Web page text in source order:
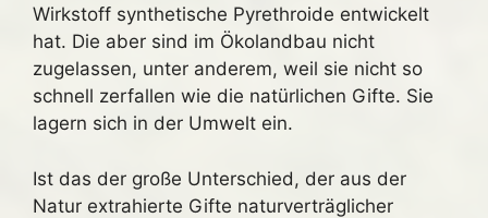
Wirkstoff synthetische Pyrethroide entwickelt
hat. Die aber sind im Ökolandbau nicht
zugelassen, unter anderem, weil sie nicht so
schnell zerfallen wie die natürlichen Gifte. Sie
lagern sich in der Umwelt ein.
Ist das der große Unterschied, der aus der
Natur extrahierte Gifte naturverträglicher